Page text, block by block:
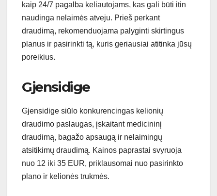
kaip 24/7 pagalba keliautojams, kas gali būti itin
naudinga nelaimės atveju. Prieš perkant
draudimą, rekomenduojama palyginti skirtingus
planus ir pasirinkti tą, kuris geriausiai atitinka jūsų
poreikius.
Gjensidige
Gjensidige siūlo konkurencingas kelionių
draudimo paslaugas, įskaitant medicininį
draudimą, bagažo apsaugą ir nelaimingų
atsitikimų draudimą. Kainos paprastai svyruoja
nuo 12 iki 35 EUR, priklausomai nuo pasirinkto
plano ir kelionės trukmės.